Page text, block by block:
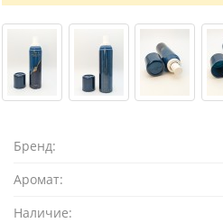
Бренд:
Аромат:
Наличие: